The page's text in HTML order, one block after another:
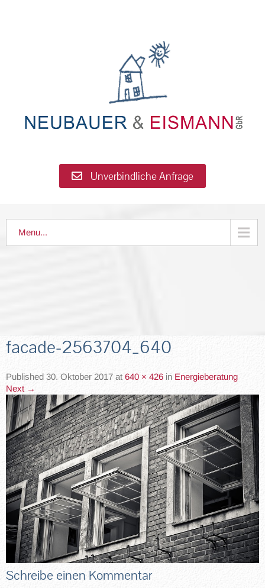
Unverbindliche Anfrage
Menu...
facade-2563704_640
Published 30. Oktober 2017 at 640 × 426 in Energieberatung
Next →
Schreibe einen Kommentar